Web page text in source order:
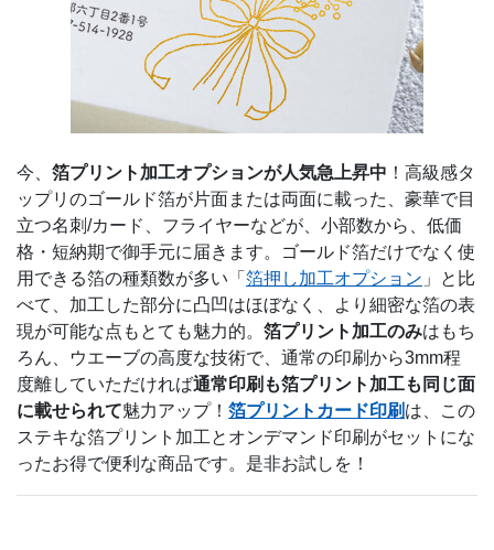
今、 箔プリント加工オプションが人気急上昇中 ！高級感タ
ップリのゴールド箔が片面または両面に載った、豪華で目
立つ名刺/カード、フライヤーなどが、小部数から、低価
格・短納期で御手元に届きます。ゴールド箔だけでなく使
用できる箔の種類数が多い「 箔押し加工オプション 」と比
べて、加工した部分に凸凹はほぼなく、より細密な箔の表
現が可能な点もとても魅力的。 箔プリント加工のみはもち
ろん、ウエーブの高度な技術で、通常の印刷から3mm程
度離していただければ通常印刷も箔プリント加工も同じ面
に載せられて魅力アップ！ 箔プリントカード印刷 は、この
ステキな箔プリント加工とオンデマンド印刷がセットにな
ったお得で便利な商品です。是非お試しを！